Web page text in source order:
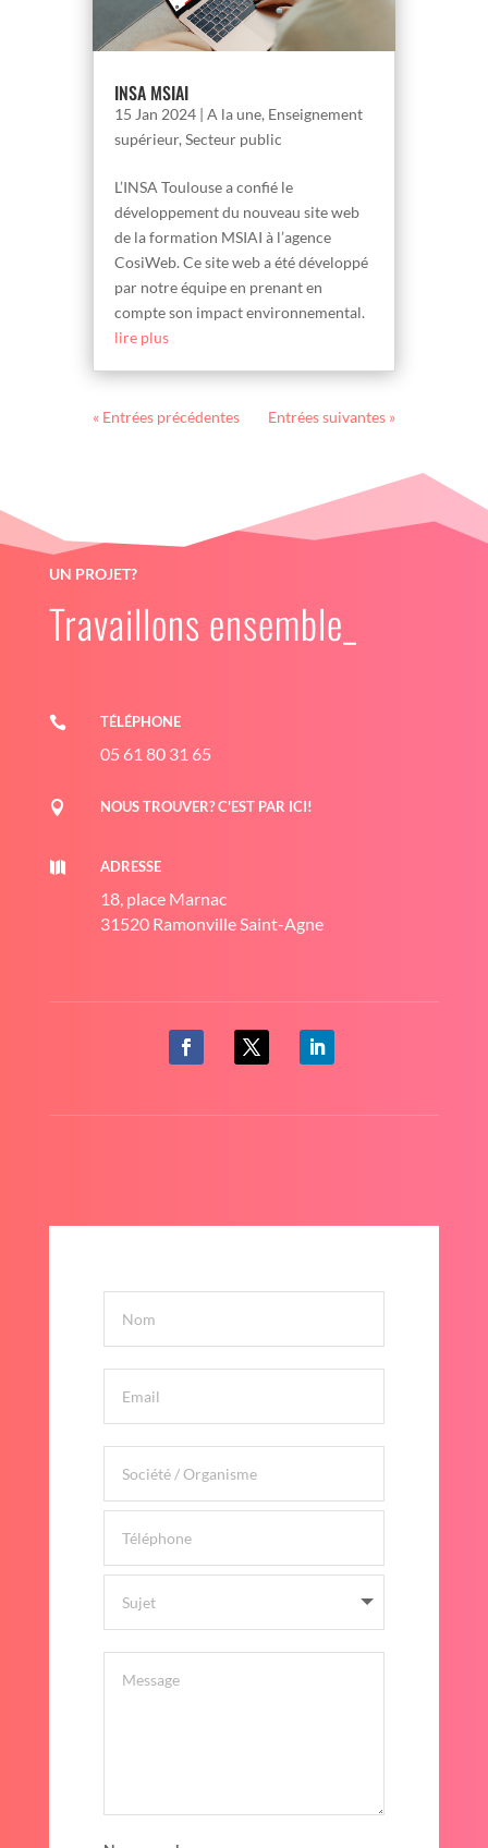
INSA MSIAI
15 Jan 2024| A la une, Enseignement
supérieur, Secteur public
L’INSA Toulouse a confié le
développement du nouveau site web
de la formation MSIAI à l’agence
CosiWeb. Ce site web a été développé
par notre équipe en prenant en
compte son impact environnemental.
lire plus
« Entrées précédentes Entrées suivantes »
UN PROJET?
Travaillons ensemble_
 TÉLÉPHONE
05 61 80 31 65
 NOUS TROUVER? C'EST PAR ICI!
 ADRESSE
18, place Marnac
31520 Ramonville Saint-Agne